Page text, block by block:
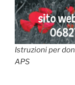
Istruzioni per
APS